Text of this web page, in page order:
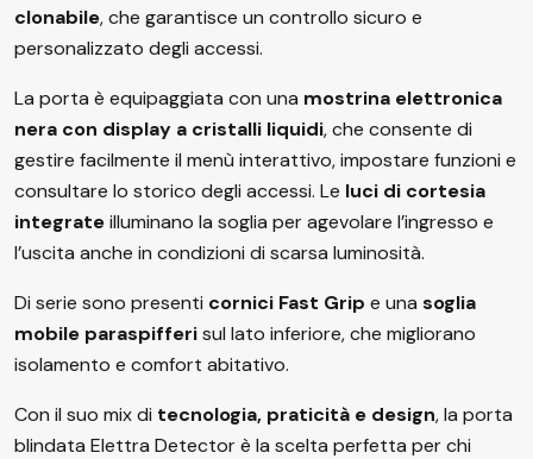
clonabile, che garantisce un controllo sicuro e
personalizzato degli accessi.
La porta è equipaggiata con una mostrina elettronica
nera con display a cristalli liquidi, che consente di
gestire facilmente il menù interattivo, impostare funzioni e
consultare lo storico degli accessi. Le luci di cortesia
integrateilluminano la soglia per agevolare l’ingresso e
l’uscita anche in condizioni di scarsa luminosità.
Di serie sono presenti cornici Fast Grip e una soglia
mobile paraspifferisul lato inferiore, che migliorano
isolamento e comfort abitativo.
Con il suo mix di tecnologia, praticità e design, la porta
blindata Elettra Detector è la scelta perfetta per chi